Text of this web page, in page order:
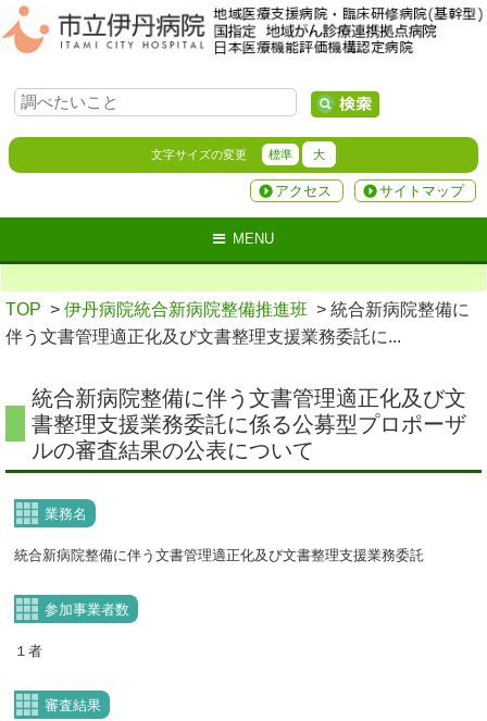
文字サイズの変更 標準 大
サイトマップ
アクセス
MENU
TOP > 伊丹病院統合新病院整備推進班 > 統合新病院整備に
伴う文書管理適正化及び文書整理支援業務委託に...
統合新病院整備に伴う文書管理適正化及び文
書整理支援業務委託に係る公募型プロポーザ
ルの審査結果の公表について
業務名
統合新病院整備に伴う文書管理適正化及び文書整理支援業務委託
参加事業者数
１者
審査結果